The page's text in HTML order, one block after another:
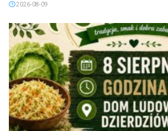
2026-08-09